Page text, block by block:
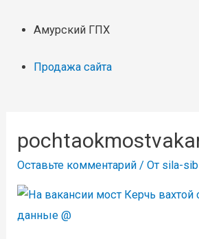
Амурский ГПХ
Продажа сайта
Оставьте комментарий / От sila-